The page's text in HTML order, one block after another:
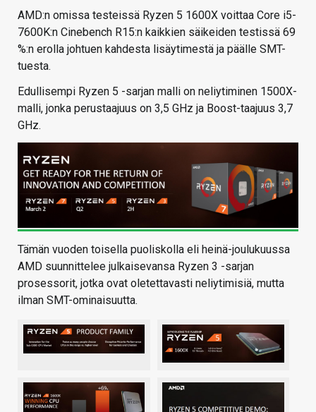
AMD:n omissa testeissä Ryzen 5 1600X voittaa Core i5-
7600K:n Cinebench R15:n kaikkien säikeiden testissä 69
%:n erolla johtuen kahdesta lisäytimestä ja päälle SMT-
tuesta.
Edullisempi Ryzen 5 -sarjan malli on neliytiminen 1500X-
malli, jonka perustaajuus on 3,5 GHz ja Boost-taajuus 3,7
GHz.
Tämän vuoden toisella puoliskolla eli heinä-joulukuussa
AMD suunnittelee julkaisevansa Ryzen 3 -sarjan
prosessorit, jotka ovat oletettavasti neliytimisiä, mutta
ilman SMT-ominaisuutta.